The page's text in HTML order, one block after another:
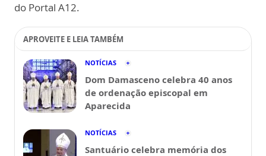
do Portal A12.
APROVEITE E LEIA TAMBÉM
NOTÍCIAS
Dom Damasceno celebra 40 anos
de ordenação episcopal em
Aparecida
NOTÍCIAS
Santuário celebra memória dos